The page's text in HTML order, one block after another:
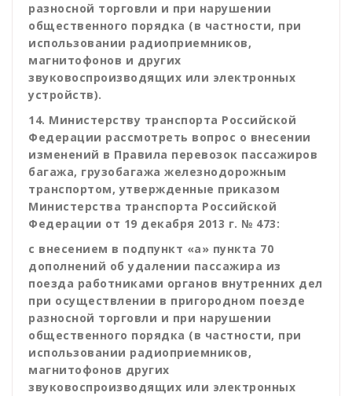
разносной торговли и при нарушении
общественного порядка (в частности, при
использовании радиоприемников,
магнитофонов и других
звуковоспроизводящих или электронных
устройств).
14. Министерству транспорта Российской
Федерации рассмотреть вопрос о внесении
изменений в Правила перевозок пассажиров
багажа, грузобагажа железнодорожным
транспортом, утвержденные приказом
Министерства транспорта Российской
Федерации от 19 декабря 2013 г. № 473:
с внесением в подпункт «а» пункта 70
дополнений об удалении пассажира из
поезда работниками органов внутренних дел
при осуществлении в пригородном поезде
разносной торговли и при нарушении
общественного порядка (в частности, при
использовании радиоприемников,
магнитофонов других
звуковоспроизводящих или электронных